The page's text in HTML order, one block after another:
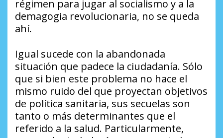
régimen para jugar al socialismo y a la
demagogia revolucionaria, no se queda
ahí.
Igual sucede con la abandonada
situación que padece la ciudadanía. Sólo
que si bien este problema no hace el
mismo ruido del que proyectan objetivos
de política sanitaria, sus secuelas son
tanto o más determinantes que el
referido a la salud. Particularmente,